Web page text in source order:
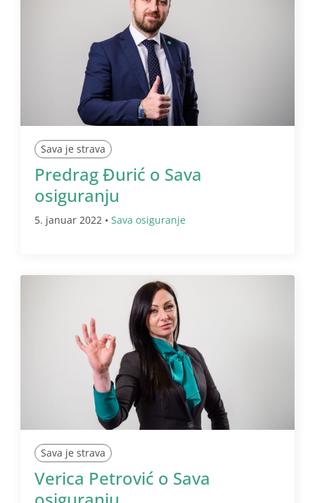
Sava je strava
Predrag Đurić o Sava
osiguranju
5. januar 2022 • Sava osiguranje
Sava je strava
Verica Petrović o Sava